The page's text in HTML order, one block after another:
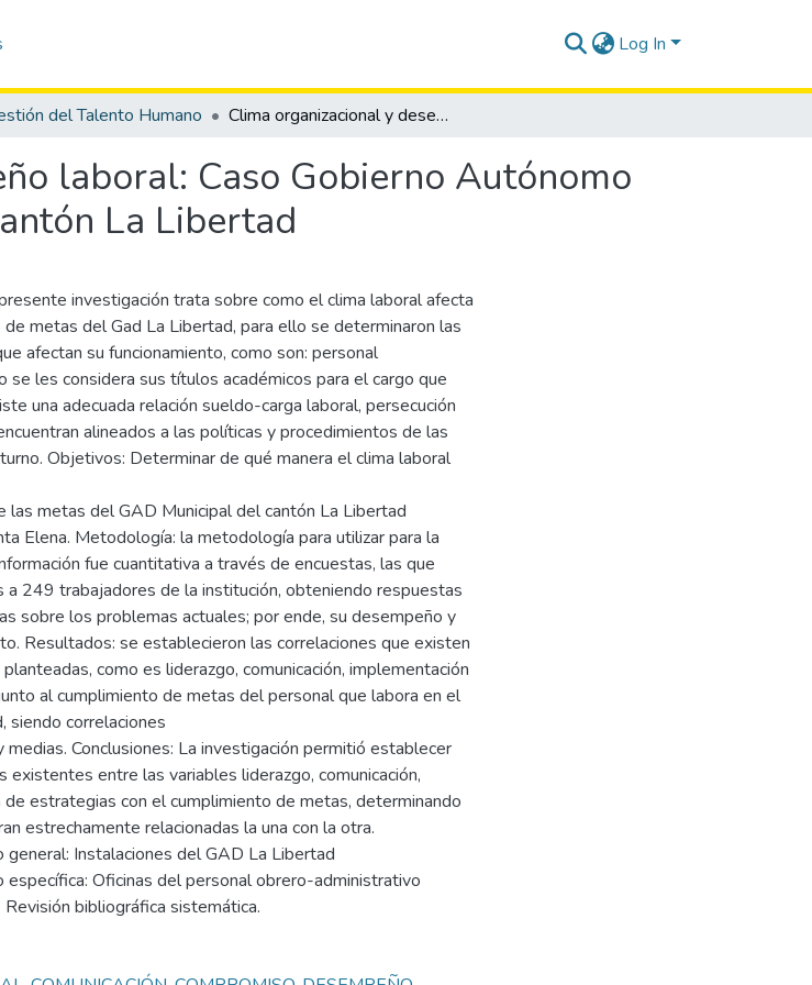
Log In
del Talento Humano Clima organizacional y desempeño laboral: Caso Gobierno Autónomo Descentralizado Municipal del cantón La Libertad
laboral: Caso Gobierno Autónomo
La Libertad
investigación trata sobre como el clima laboral afecta
metas del Gad La Libertad, para ello se determinaron las
afectan su funcionamiento, como son: personal
se les considera sus títulos académicos para el cargo que
una adecuada relación sueldo-carga laboral, persecución
alineados a las políticas y procedimientos de las
Objetivos: Determinar de qué manera el clima laboral
las metas del GAD Municipal del cantón La Libertad
Elena. Metodología: la metodología para utilizar para la
fue cuantitativa a través de encuestas, las que
a 249 trabajadores de la institución, obteniendo respuestas
sobre los problemas actuales; por ende, su desempeño y
Resultados: se establecieron las correlaciones que existen
como es liderazgo, comunicación, implementación
al cumplimiento de metas del personal que labora en el
siendo correlaciones
Conclusiones: La investigación permitió establecer
existentes entre las variables liderazgo, comunicación,
estrategias con el cumplimiento de metas, determinando
estrechamente relacionadas la una con la otra.
Instalaciones del GAD La Libertad
Oficinas del personal obrero-administrativo
bibliográfica sistemática.